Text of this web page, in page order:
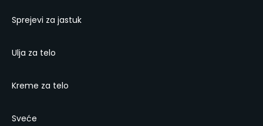
Sprejevi za jastuk
Ulja za telo
Kreme za telo
Sveće